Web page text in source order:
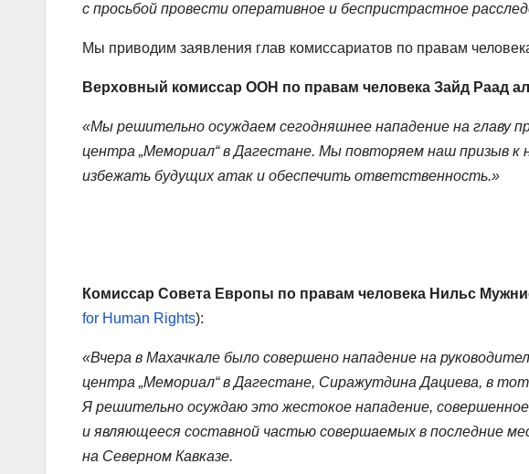
с просьбой провести оперативное и беспристрастное
Мы приводим заявления глав комиссариатов по правам
Верховный комиссар ООН по правам человека Зайд Раад
«Мы решительно осуждаем сегодняшнее нападение на главу
центра „Мемориал“ в Дагестане. Мы повторяем наш призыв к
избежать будущих атак и обеспечить ответственность.»
Комиссар Совета Европы по правам человека Нильс
for Human Rights):
«Вчера в Махачкале было совершено нападение на
центра „Мемориал“ в Дагестане, Сиражутдина Дациева, в
Я решительно осуждаю это жестокое нападение,
и являющееся составной частью совершаемых в последние
на Северном Кавказе.